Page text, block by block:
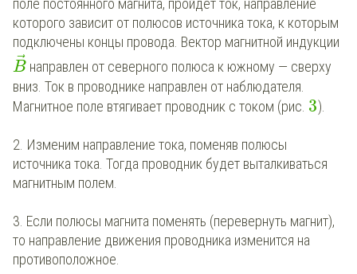
поле постоянного магнита, пройдёт ток, направление
которого зависит от полюсов источника тока, к которым
подключены концы провода. Вектор магнитной индукции
B⃗ направлен от северного полюса к южному — сверху
вниз. Ток в проводнике направлен от наблюдателя.
Магнитное поле втягивает проводник с током (рис. 3).
2. Изменим направление тока, поменяв полюсы
источника тока. Тогда проводник будет выталкиваться
магнитным полем.
3. Если полюсы магнита поменять (перевернуть магнит),
то направление движения проводника изменится на
противоположное.